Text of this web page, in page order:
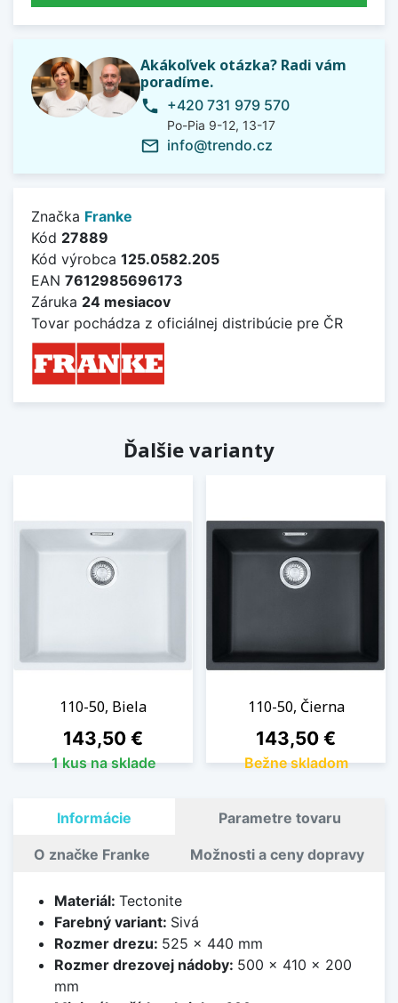
Akákoľvek otázka? Radi vám
poradíme.
phone +420 731 979 570
Po-Pia 9-12, 13-17
mail_outline info@trendo.cz
Značka Franke
Kód 27889
Kód výrobca 125.0582.205
EAN 7612985696173
Záruka 24 mesiacov
Tovar pochádza z oficiálnej distribúcie pre ČR
Ďalšie varianty
110-50, Biela
Cena
143,50 €
1 kus na sklade
110-50, Čierna
Cena
143,50 €
Bežne skladom
Informácie Parametre tovaru
O značke Franke Možnosti a ceny dopravy
Materiál: Tectonite
Farebný variant: Sivá
Rozmer drezu: 525 x 440 mm
Rozmer drezovej nádoby: 500 x 410 x 200
mm